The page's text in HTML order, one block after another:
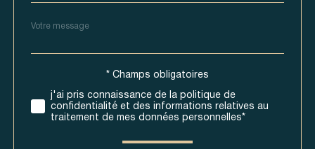
Fieldset
Message
* Champs obligatoires
j'ai pris connaissance de la politique de
confidentialité et des informations relatives au
traitement de mes données personnelles*